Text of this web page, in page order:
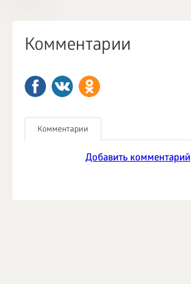
Комментарии
Комментарии
Добавить комментарий